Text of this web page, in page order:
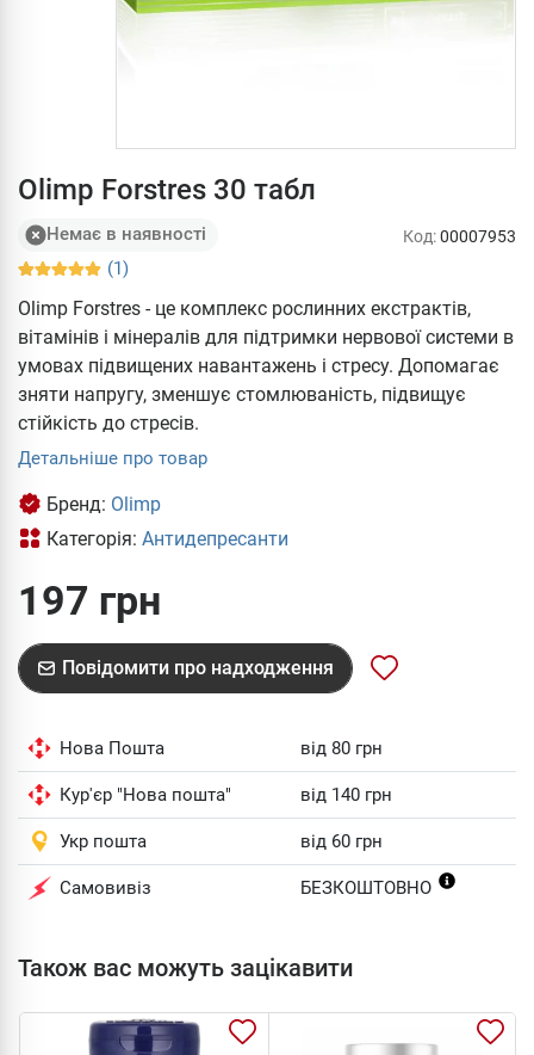
Olimp Forstres 30 табл
Немає в наявності
(1)
Код:00007953
Olimp Forstres - це комплекс рослинних екстрактів,
вітамінів і мінералів для підтримки нервової системи в
умовах підвищених навантажень і стресу. Допомагає
зняти напругу, зменшує стомлюваність, підвищує
стійкість до стресів.
Детальніше про товар
Бренд: Olimp
Категорія: Антидепресанти
197 грн
Повідомити про надходження
Нова Пошта від 80 грн
Кур'єр "Нова пошта" від 140 грн
Укр пошта від 60 грн
Самовивіз БЕЗКОШТОВНО
Також вас можуть зацікавити